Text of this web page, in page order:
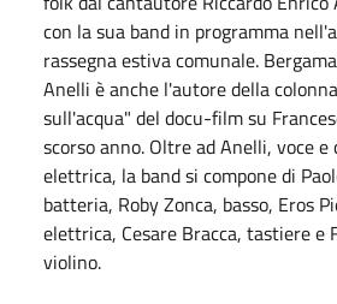
con la sua band in programma
rassegna estiva comunale.
Anelli è anche l'autore della
sull'acqua" del docu-film su
scorso anno. Oltre ad Anelli, voce
elettrica, la band si compone di
batteria, Roby Zonca, basso, Eros
elettrica, Cesare Bracca, tastiere e
violino.